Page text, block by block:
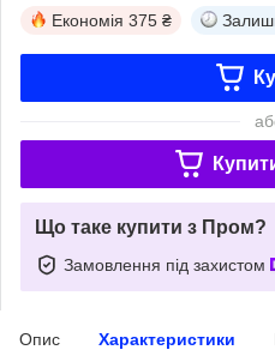
Економія 375 ₴
Що таке купити з Пром?
Замовлення під захистом
Опис Характеристики